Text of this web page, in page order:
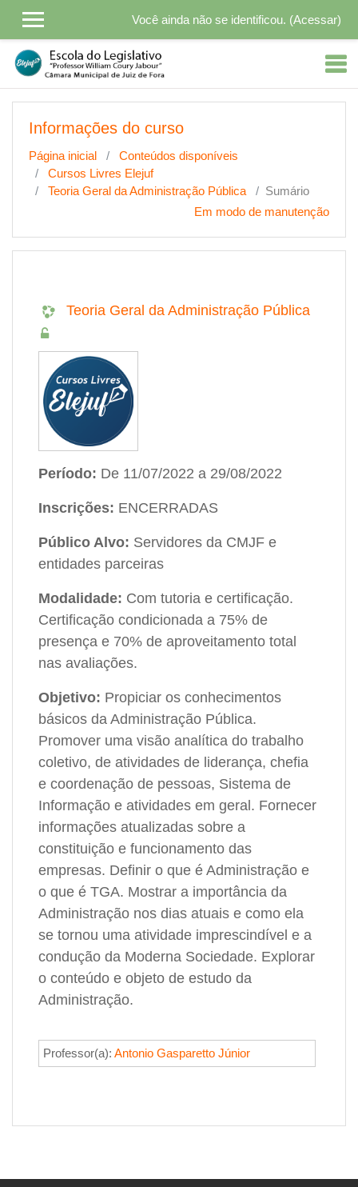
Você ainda não se identificou. (Acessar)
Informações do curso
Página inicial
Conteúdos disponíveis
Cursos Livres Elejuf
Teoria Geral da Administração Pública
Sumário
Em modo de manutenção
Teoria Geral da Administração Pública
Período: De 11/07/2022 a 29/08/2022
Inscrições: ENCERRADAS
Público Alvo: Servidores da CMJF e
entidades parceiras
Modalidade: Com tutoria e certificação.
Certificação condicionada a 75% de
presença e 70% de aproveitamento total
nas avaliações.
Objetivo: Propiciar os conhecimentos
básicos da Administração Pública.
Promover uma visão analítica do trabalho
coletivo, de atividades de liderança, chefia
e coordenação de pessoas, Sistema de
Informação e atividades em geral. Fornecer
informações atualizadas sobre a
constituição e funcionamento das
empresas. Definir o que é Administração e
o que é TGA. Mostrar a importância da
Administração nos dias atuais e como ela
se tornou uma atividade imprescindível e a
condução da Moderna Sociedade. Explorar
o conteúdo e objeto de estudo da
Administração.
Professor(a): Antonio Gasparetto Júnior